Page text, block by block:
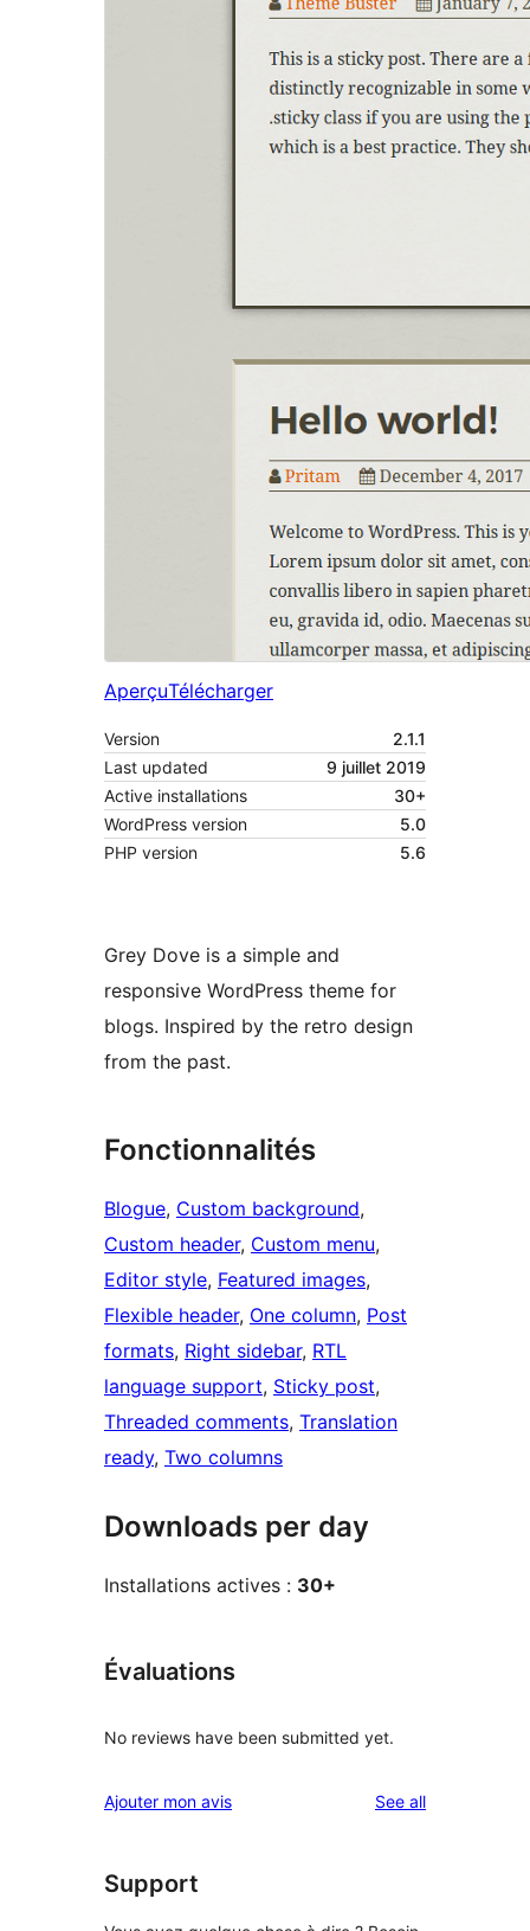
AperçuTélécharger
Version
2.1.1
Last updated
9 juillet 2019
Active installations
30+
WordPress version
5.0
PHP version
5.6
Grey Dove is a simple and
responsive WordPress theme for
blogs. Inspired by the retro design
from the past.
Fonctionnalités
Blogue, Custom background
Custom header, Custom menu
Editor style, Featured images
Flexible header, One column, Post
formats, Right sidebar, RTL
language support, Sticky post
Threaded comments, Translation
ready, Two columns
Downloads per day
Installations actives : 30+
Évaluations
No reviews have been submitted yet.
Ajouter mon avis See allreviews
Support